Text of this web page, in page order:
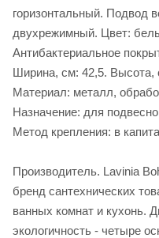
горизонтальный. Подвод
двухрежимный. Цвет:
Антибактериальное
Ширина, см: 42,5. Высота,
Материал: металл,
Назначение: для
Метод крепления: в
Производитель. Lavinia
бренд сантехнических
ванных комнат и кухонь.
экологичность - четыре